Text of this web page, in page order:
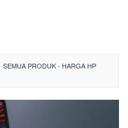
SEMUA PRODUK - HARGA HP